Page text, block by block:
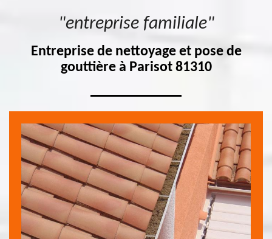
"entreprise familiale"
Entreprise de nettoyage et pose de
gouttière à Parisot 81310